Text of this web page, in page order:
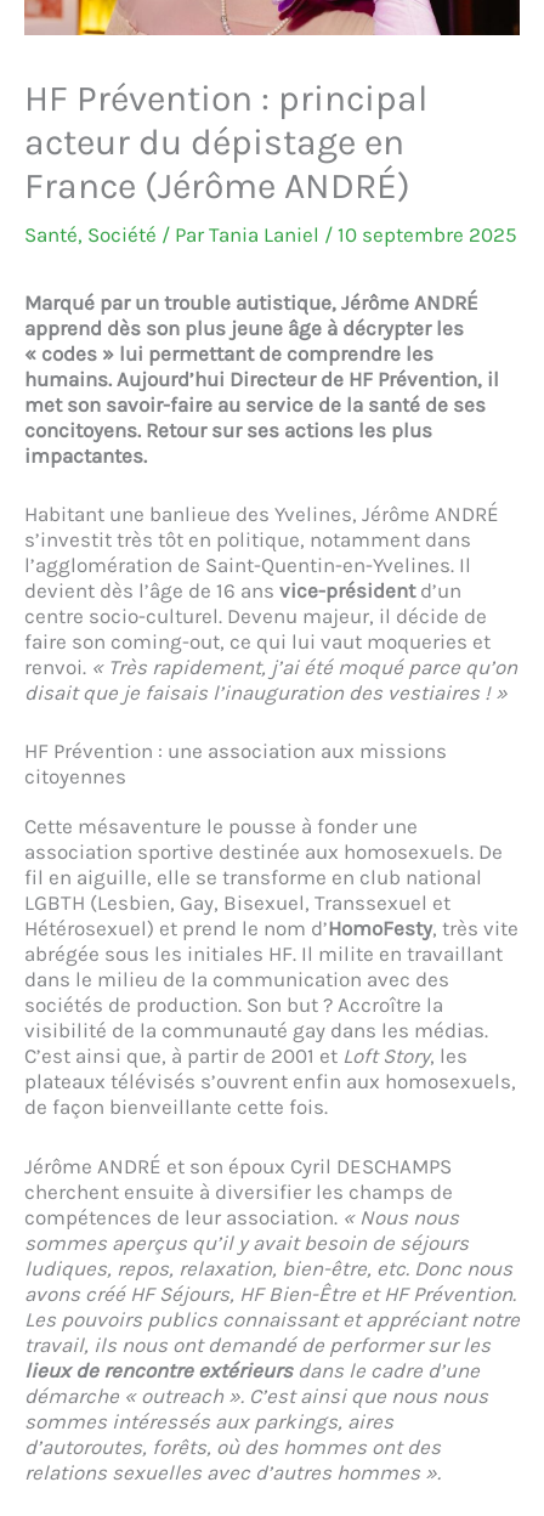
HF Prévention : principal
acteur du dépistage en
France (Jérôme ANDRÉ)
Santé, Société / Par Tania Laniel / 10 septembre 2025
Marqué par un trouble autistique, Jérôme ANDRÉ
apprend dès son plus jeune âge à décrypter les
« codes » lui permettant de comprendre les
humains. Aujourd’hui Directeur de HF Prévention, il
met son savoir-faire au service de la santé de ses
concitoyens. Retour sur ses actions les plus
impactantes.
Habitant une banlieue des Yvelines, Jérôme ANDRÉ
s’investit très tôt en politique, notamment dans
l’agglomération de Saint-Quentin-en-Yvelines. Il
devient dès l’âge de 16 ans vice-président d’un
centre socio-culturel. Devenu majeur, il décide de
faire son coming-out, ce qui lui vaut moqueries et
renvoi. « Très rapidement, j’ai été moqué parce qu’on
disait que je faisais l’inauguration des vestiaires ! »
HF Prévention : une association aux missions
citoyennes
Cette mésaventure le pousse à fonder une
association sportive destinée aux homosexuels. De
fil en aiguille, elle se transforme en club national
LGBTH (Lesbien, Gay, Bisexuel, Transsexuel et
Hétérosexuel) et prend le nom d’HomoFesty, très vite
abrégée sous les initiales HF. Il milite en travaillant
dans le milieu de la communication avec des
sociétés de production. Son but ? Accroître la
visibilité de la communauté gay dans les médias.
C’est ainsi que, à partir de 2001 et Loft Story, les
plateaux télévisés s’ouvrent enfin aux homosexuels,
de façon bienveillante cette fois.
Jérôme ANDRÉ et son époux Cyril DESCHAMPS
cherchent ensuite à diversifier les champs de
compétences de leur association. « Nous nous
sommes aperçus qu’il y avait besoin de séjours
ludiques, repos, relaxation, bien-être, etc. Donc nous
avons créé HF Séjours, HF Bien-Être et HF Prévention.
Les pouvoirs publics connaissant et appréciant notre
travail, ils nous ont demandé de performer sur les
lieux de rencontre extérieursdans le cadre d’une
démarche « outreach ». C’est ainsi que nous nous
sommes intéressés aux parkings, aires
d’autoroutes, forêts, où des hommes ont des
relations sexuelles avec d’autres hommes ».